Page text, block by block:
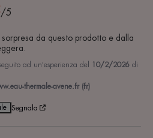
/5
da questo prodotto e dalla
ad un'esperienza del 10/2/2026 di
thermale-avene.fr (fr)
Segnala